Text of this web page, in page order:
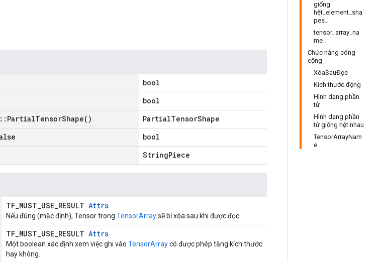
giống
hệt_element_sha
pes_
tensor_array_na
me_
Chức năng công
cộng
XóaSauĐọc
Kích thước động
Hình dạng phần
tử
Hình dạng phần
tử giống hệt nhau
TensorArrayNam
e
bool
bool
:: PartialTensorShape( )
PartialTensorShape
bool
StringPiece
TF_MUST_USE_RESULT Attrs
Nếu đúng (mặc định), Tensor trong TensorArraysẽ bị xóa sau khi được đọc.
TF_MUST_USE_RESULT Attrs
Một boolean xác định xem việc ghi vào TensorArraycó được phép tăng kích thước
hay không.